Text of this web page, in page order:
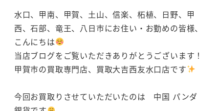
水口、甲南、甲賀、土山、信楽、柘植、日野、甲
西、石部、竜王、八日市にお住い・お勤めの皆様、
こんにちは
当店ブログをご覧いただきありがとうございます！
甲賀市の買取専門店、買取大吉西友水口店です
今回お買取りさせていただいたのは 中国 パンダ